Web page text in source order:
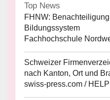
Top News
FHNW:
Bildungssystem
Fachhochschule
Schweizer
nach Kanton, Ort und
swiss-press.com /